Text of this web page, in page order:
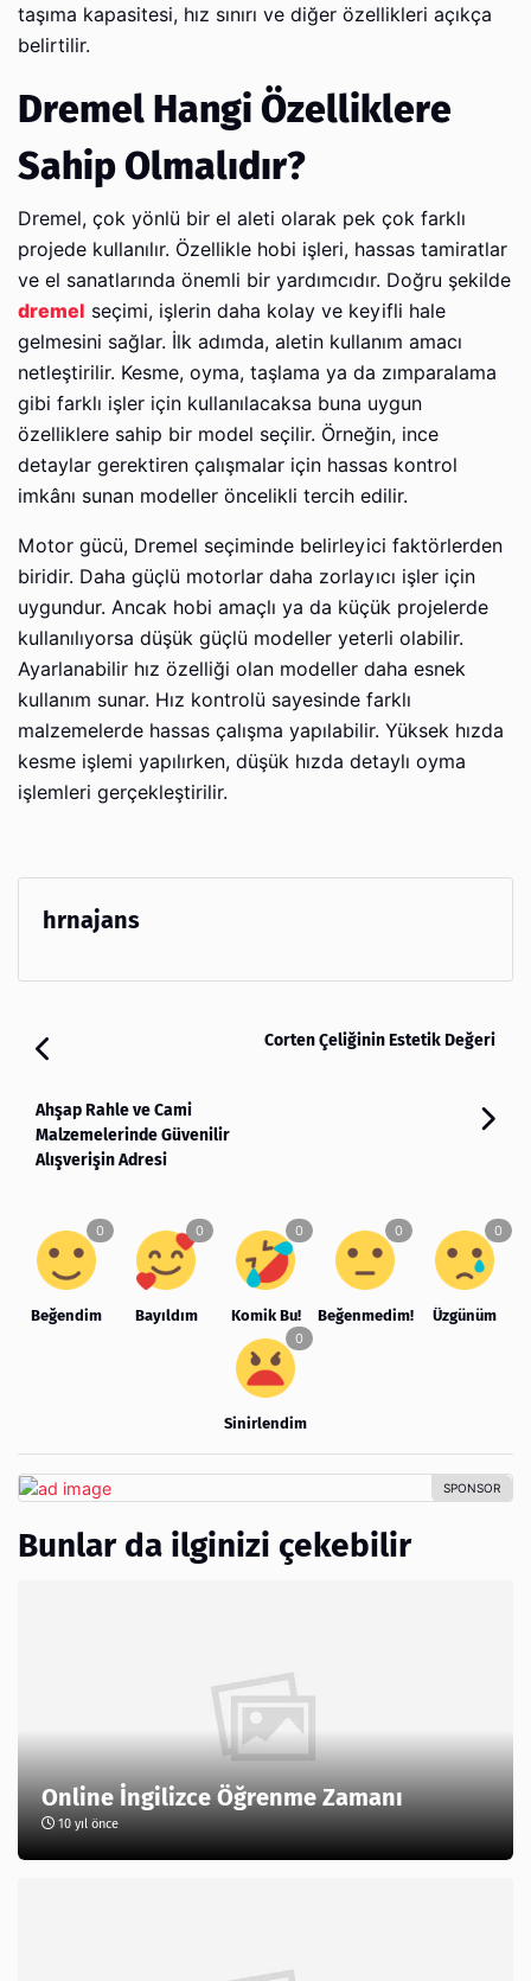
taşıma kapasitesi, hız sınırı ve diğer özellikleri açıkça
belirtilir.
Dremel Hangi Özelliklere
Sahip Olmalıdır?
Dremel, çok yönlü bir el aleti olarak pek çok farklı
projede kullanılır. Özellikle hobi işleri, hassas tamiratlar
ve el sanatlarında önemli bir yardımcıdır. Doğru şekilde
dremel seçimi, işlerin daha kolay ve keyifli hale
gelmesini sağlar. İlk adımda, aletin kullanım amacı
netleştirilir. Kesme, oyma, taşlama ya da zımparalama
gibi farklı işler için kullanılacaksa buna uygun
özelliklere sahip bir model seçilir. Örneğin, ince
detaylar gerektiren çalışmalar için hassas kontrol
imkânı sunan modeller öncelikli tercih edilir.
Motor gücü, Dremel seçiminde belirleyici faktörlerden
biridir. Daha güçlü motorlar daha zorlayıcı işler için
uygundur. Ancak hobi amaçlı ya da küçük projelerde
kullanılıyorsa düşük güçlü modeller yeterli olabilir.
Ayarlanabilir hız özelliği olan modeller daha esnek
kullanım sunar. Hız kontrolü sayesinde farklı
malzemelerde hassas çalışma yapılabilir. Yüksek hızda
kesme işlemi yapılırken, düşük hızda detaylı oyma
işlemleri gerçekleştirilir.
hrnajans
Corten Çeliğinin Estetik Değeri
Ahşap Rahle ve Cami
Malzemelerinde Güvenilir
Alışverişin Adresi
Beğendim Bayıldım Komik Bu! Beğenmedim! Üzgünüm
Sinirlendim
Bunlar da ilginizi çekebilir
Online İngilizce Öğrenme Zamanı
10 yıl önce